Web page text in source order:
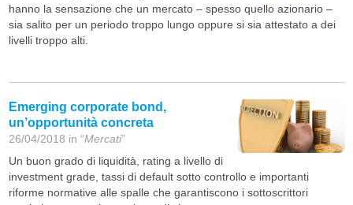
hanno la sensazione che un mercato – spesso quello azionario –
sia salito per un periodo troppo lungo oppure si sia attestato a dei
livelli troppo alti.
Emerging corporate bond,
un’opportunità concreta
26/04/2018 in “Mercati”
Un buon grado di liquidità, rating a livello di
investment grade, tassi di default sotto controllo e importanti
riforme normative alle spalle che garantiscono i sottoscrittori